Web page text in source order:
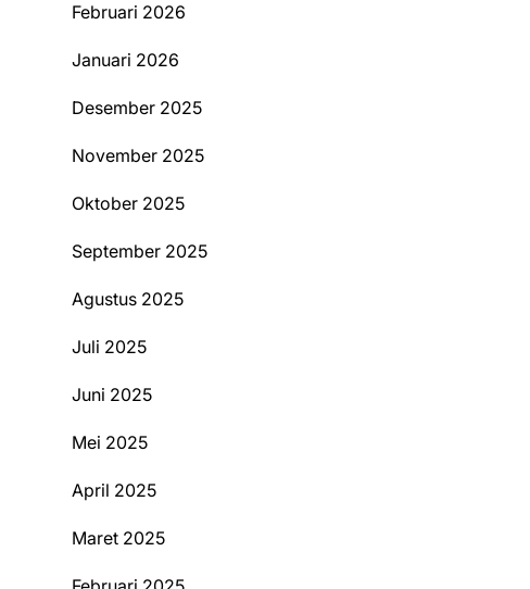
Februari 2026
Januari 2026
Desember 2025
November 2025
Oktober 2025
September 2025
Agustus 2025
Juli 2025
Juni 2025
Mei 2025
April 2025
Maret 2025